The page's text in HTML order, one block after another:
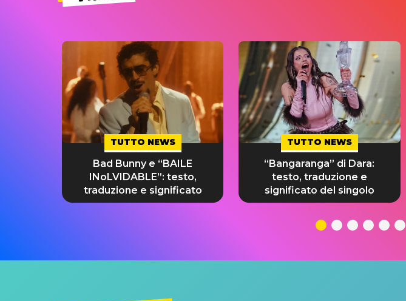
TUTTO NEWS
Bad Bunny e “BAILE
INoLVIDABLE”: testo,
traduzione e significato
TUTTO NEWS
“Bangaranga” di Dara:
testo, traduzione e
significato del singolo